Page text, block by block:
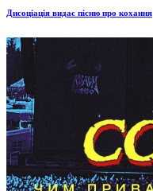
Дисоціація видає пісню про кохання